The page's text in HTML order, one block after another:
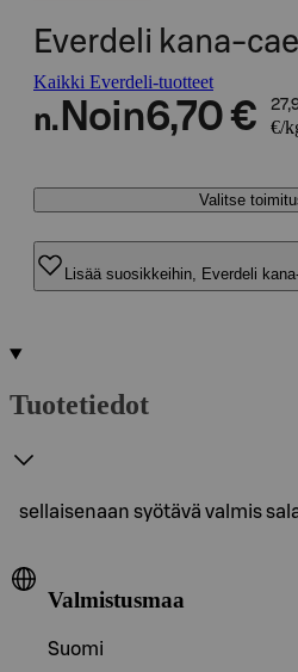
Everdeli kana-
Kaikki Everdeli-tuotteet
n. Noin6,70 €
€/
Valitse
Lisää suosikkeihin, Everdeli
Tuotetiedot
sellaisenaan syötävä valmis
Valmistusmaa
Suomi